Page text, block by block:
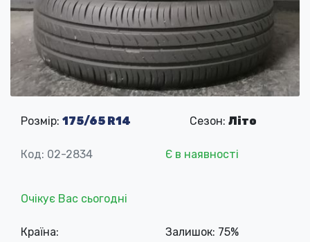
Розмір: 175/65 R14 Сезон: Літо
Код: 02-2834 Є в наявності
Очікує Вас сьогодні
Країна: Залишок: 75%